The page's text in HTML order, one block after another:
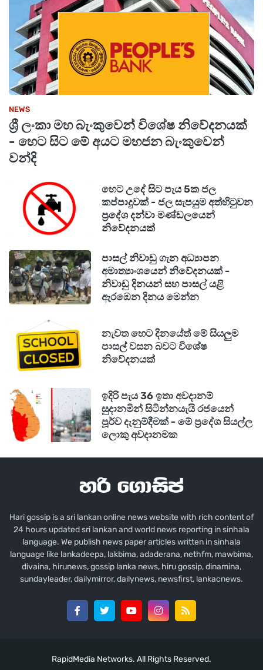
NEWS
ශ්‍රී ලංකා මහ බැංකුවෙන් විශේෂ නිවේදනයක්
- හෙට සිට මේ අයට මහජන බැංකුවෙන්
වන්දි
හෙට උදේ සිට පැය 5ක ජල
කප්පාදුවක් - ජල සැපයුම අත්හිටුවන
ප්‍රදේශ දන්වා මණ්ඩලයෙන්
නිවේදනයක්
පාසල් නිවාඩු ගැන අධ්‍යාපන
අමාත්‍යාංශයෙන් නිවේදනයක් -
නිවාඩු දිනයන් සහ පාසල් යළි
ඇරඹෙන දිනය මෙන්න
නැවත හෙට දිනයේත් මේ සියලුම
පාසල් වසන බවට විශේෂ
නිවේදනයක්
ඉදිරි පැය 36 ඉතා අවදානම්
සුදානමින් සිටින්නයැයි රජයෙන්
පූර්ව දැනුම්දීමක් - මේ ප්‍රදේශ සියල්ල
ලොකු අවදානමක
Hari gossip is a sri lankan online news website with rich content of
24 hours updated sri lankan and world news reporting in sinhala
language. We publish news paper articles written in sinhala
language like lankadeepa, lakbima, adaderana, nethfm, mawbima,
divaina, hirunews, gossip lanka news, hiru gossip, dinamina,
sundayleader, dailymirror, dailynews, newsfirst, lankacnews.
RapidMedia Networks. All Rights Reserved.